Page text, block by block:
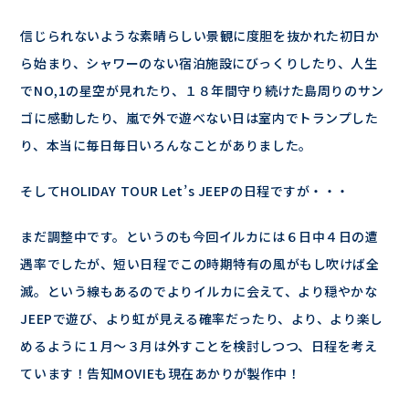
信じられないような素晴らしい景観に度胆を抜かれた初日か
ら始まり、シャワーのない宿泊施設にびっくりしたり、人生
でNO,1の星空が見れたり、１８年間守り続けた島周りのサン
ゴに感動したり、嵐で外で遊べない日は室内でトランプした
り、本当に毎日毎日いろんなことがありました。
そしてHOLIDAY TOUR Let’s JEEPの日程ですが・・・
まだ調整中です。というのも今回イルカには６日中４日の遭
遇率でしたが、短い日程でこの時期特有の風がもし吹けば全
滅。という線もあるのでよりイルカに会えて、より穏やかな
JEEPで遊び、より虹が見える確率だったり、より、より楽し
めるように１月～３月は外すことを検討しつつ、日程を考え
ています！告知MOVIEも現在あかりが製作中！